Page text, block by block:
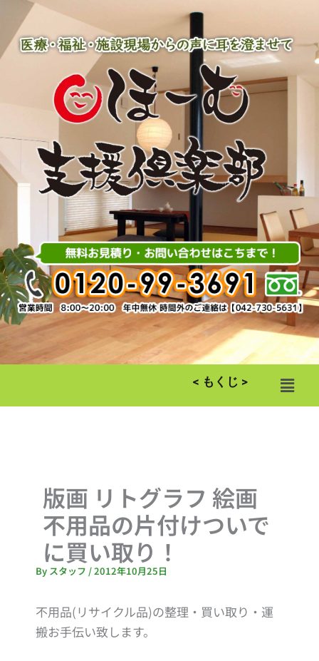
を
< もくじ > メ
ニ
ュ
版画 リトグラフ 絵画
不用品の片付けついで
に買い取り！
By スタッフ /2012年10月25日
不用品(リサイクル品)の整理・買い取り・運
搬お手伝い致します。